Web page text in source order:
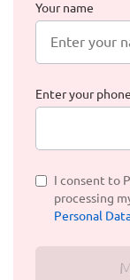
Your name
Enter your
I consent to
processing
Personal